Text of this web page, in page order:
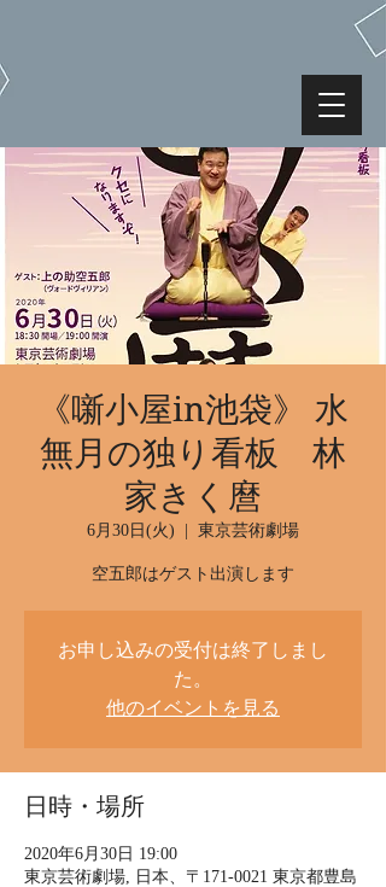
《噺小屋in池袋》 水
無月の独り看板 林
家きく麿
6月30日(火) 東京芸術劇場
空五郎はゲスト出演します
お申し込みの受付は終了しまし
た。
他のイベントを見る
日時・場所
2020年6月30日 19:00
東京芸術劇場, 日本、〒171-0021 東京都豊島